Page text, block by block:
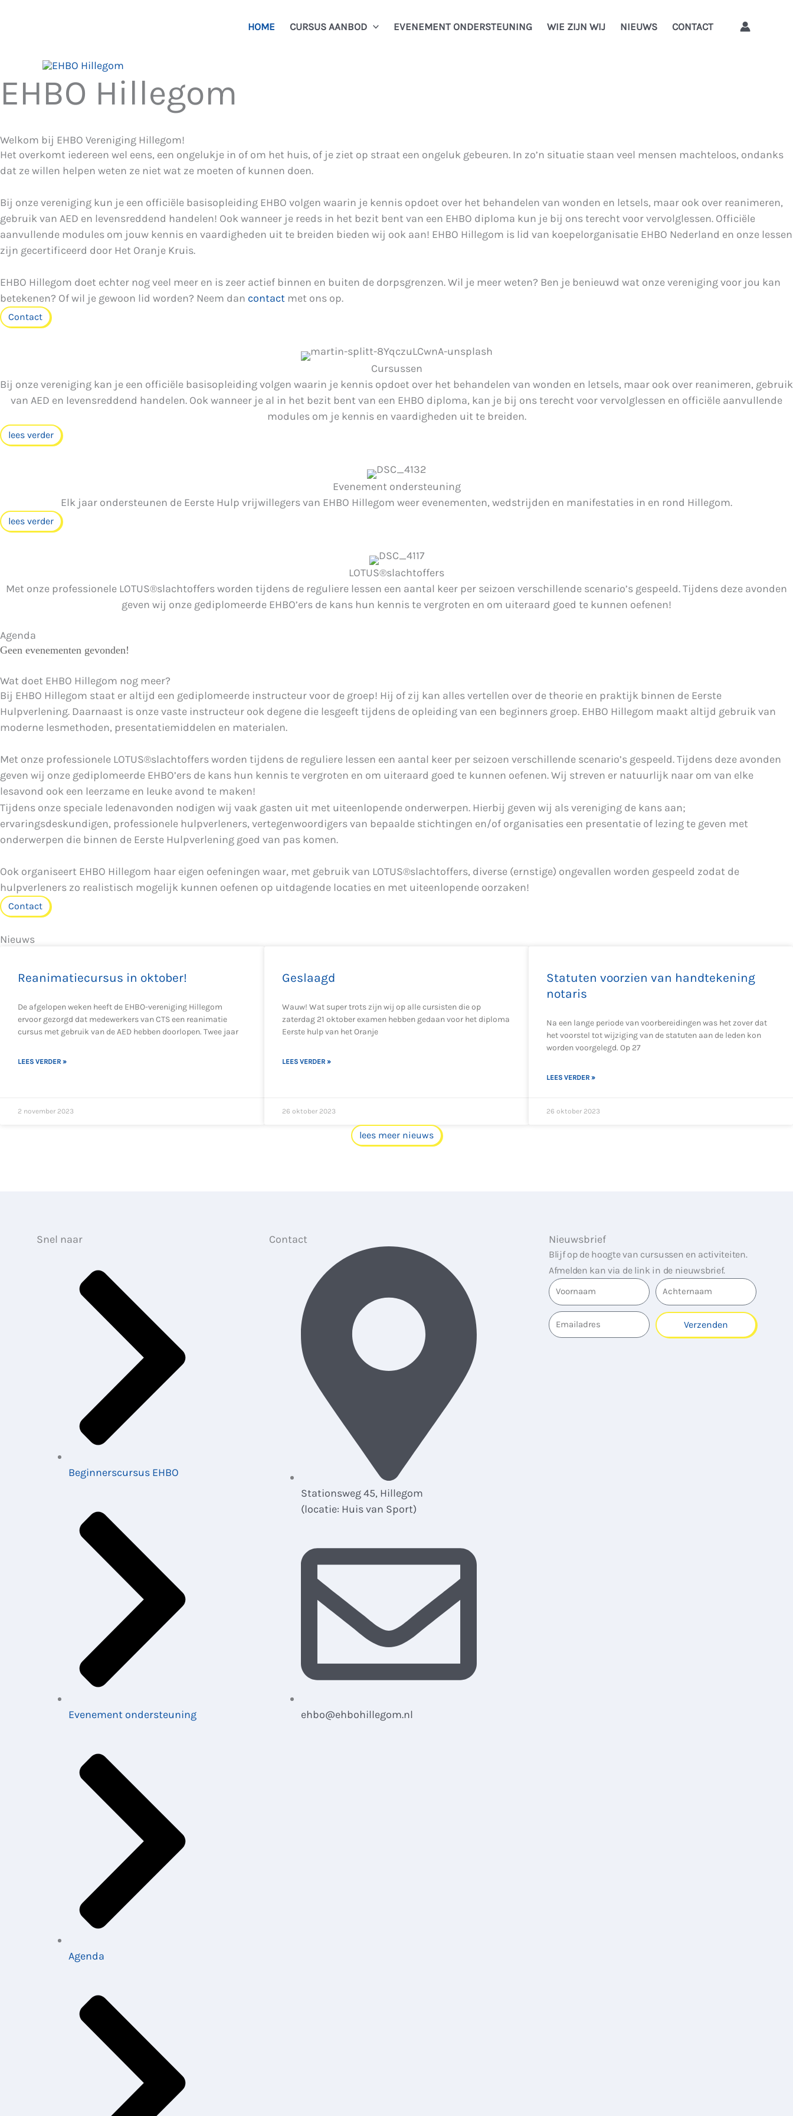
HOME CURSUS AANBOD EVENEMENT ONDERSTEUNING WIE ZIJN WIJ NIEUWS CONTACT
EHBO Hillegom
Welkom bij EHBO Vereniging Hillegom!
Het overkomt iedereen wel eens, een ongelukje in of om het huis, of je ziet op straat een ongeluk gebeuren. In zo’n situatie staan veel mensen machteloos, ondanks
dat ze willen helpen weten ze niet wat ze moeten of kunnen doen.
Bij onze vereniging kun je een officiële basisopleiding EHBO volgen waarin je kennis opdoet over het behandelen van wonden en letsels, maar ook over reanimeren,
gebruik van AED en levensreddend handelen! Ook wanneer je reeds in het bezit bent van een EHBO diploma kun je bij ons terecht voor vervolglessen. Officiële
aanvullende modules om jouw kennis en vaardigheden uit te breiden bieden wij ook aan! EHBO Hillegom is lid van koepelorganisatie EHBO Nederland en onze lessen
zijn gecertificeerd door Het Oranje Kruis.
EHBO Hillegom doet echter nog veel meer en is zeer actief binnen en buiten de dorpsgrenzen. Wil je meer weten? Ben je benieuwd wat onze vereniging voor jou kan
betekenen? Of wil je gewoon lid worden? Neem dan contact met ons op.
Contact
Cursussen
Bij onze vereniging kan je een officiële basisopleiding volgen waarin je kennis opdoet over het behandelen van wonden en letsels, maar ook over reanimeren, gebruik
van AED en levensreddend handelen. Ook wanneer je al in het bezit bent van een EHBO diploma, kan je bij ons terecht voor vervolglessen en officiële aanvullende
modules om je kennis en vaardigheden uit te breiden.
lees verder
Evenement ondersteuning
Elk jaar ondersteunen de Eerste Hulp vrijwillegers van EHBO Hillegom weer evenementen, wedstrijden en manifestaties in en rond Hillegom.
lees verder
LOTUS®slachtoffers
Met onze professionele LOTUS®slachtoffers worden tijdens de reguliere lessen een aantal keer per seizoen verschillende scenario’s gespeeld. Tijdens deze avonden
geven wij onze gediplomeerde EHBO’ers de kans hun kennis te vergroten en om uiteraard goed te kunnen oefenen!
Agenda
Geen evenementen gevonden!
Wat doet EHBO Hillegom nog meer?
Bij EHBO Hillegom staat er altijd een gediplomeerde instructeur voor de groep! Hij of zij kan alles vertellen over de theorie en praktijk binnen de Eerste
Hulpverlening. Daarnaast is onze vaste instructeur ook degene die lesgeeft tijdens de opleiding van een beginners groep. EHBO Hillegom maakt altijd gebruik van
moderne lesmethoden, presentatiemiddelen en materialen.
Met onze professionele LOTUS®slachtoffers worden tijdens de reguliere lessen een aantal keer per seizoen verschillende scenario’s gespeeld. Tijdens deze avonden
geven wij onze gediplomeerde EHBO’ers de kans hun kennis te vergroten en om uiteraard goed te kunnen oefenen. Wij streven er natuurlijk naar om van elke
lesavond ook een leerzame en leuke avond te maken!
Tijdens onze speciale ledenavonden nodigen wij vaak gasten uit met uiteenlopende onderwerpen. Hierbij geven wij als vereniging de kans aan;
ervaringsdeskundigen, professionele hulpverleners, vertegenwoordigers van bepaalde stichtingen en/of organisaties een presentatie of lezing te geven met
onderwerpen die binnen de Eerste Hulpverlening goed van pas komen.
Ook organiseert EHBO Hillegom haar eigen oefeningen waar, met gebruik van LOTUS®slachtoffers, diverse (ernstige) ongevallen worden gespeeld zodat de
hulpverleners zo realistisch mogelijk kunnen oefenen op uitdagende locaties en met uiteenlopende oorzaken!
Contact
Nieuws
Reanimatiecursus in oktober!
De afgelopen weken heeft de EHBO-vereniging Hillegom
ervoor gezorgd dat medewerkers van CTS een reanimatie
cursus met gebruik van de AED hebben doorlopen. Twee jaar
LEES VERDER »
2 november 2023
Geslaagd
Wauw! Wat super trots zijn wij op alle cursisten die op
zaterdag 21 oktober examen hebben gedaan voor het diploma
Eerste hulp van het Oranje
LEES VERDER »
26 oktober 2023
Statuten voorzien van handtekening
notaris
Na een lange periode van voorbereidingen was het zover dat
het voorstel tot wijziging van de statuten aan de leden kon
worden voorgelegd. Op 27
LEES VERDER »
26 oktober 2023
lees meer nieuws
Snel naar
Beginnerscursus EHBO
Evenement ondersteuning
Agenda
Contact
Stationsweg 45, Hillegom
(locatie: Huis van Sport)
ehbo@ehbohillegom.nl
Nieuwsbrief
Blijf op de hoogte van cursussen en activiteiten.
Afmelden kan via de link in de nieuwsbrief.
Voornaam Achternaam
Email Verzenden